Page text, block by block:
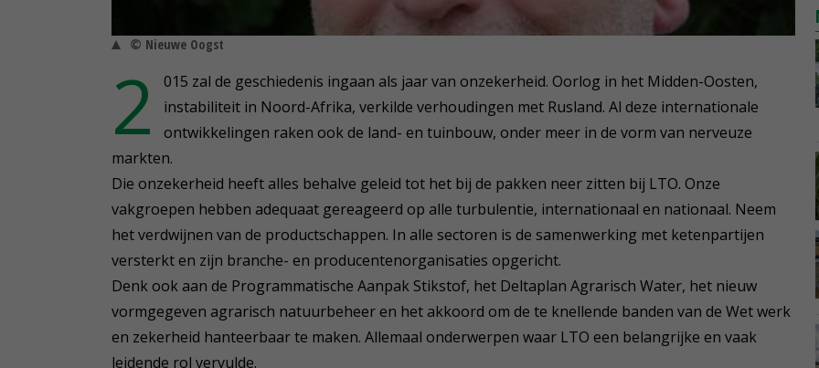
© Nieuwe Oogst
2
015 zal de geschiedenis ingaan als jaar van onzekerheid. Oorlog in het Midden-Oosten,
instabiliteit in Noord-Afrika, verkilde verhoudingen met Rusland. Al deze internationale
ontwikkelingen raken ook de land- en tuinbouw, onder meer in de vorm van nerveuze
markten.
Die onzekerheid heeft alles behalve geleid tot het bij de pakken neer zitten bij LTO. Onze
vakgroepen hebben adequaat gereageerd op alle turbulentie, internationaal en nationaal. Neem
het verdwijnen van de productschappen. In alle sectoren is de samenwerking met ketenpartijen
versterkt en zijn branche- en producentenorganisaties opgericht.
Denk ook aan de Programmatische Aanpak Stikstof, het Deltaplan Agrarisch Water, het nieuw
vormgegeven agrarisch natuurbeheer en het akkoord om de te knellende banden van de Wet werk
en zekerheid hanteerbaar te maken. Allemaal onderwerpen waar LTO een belangrijke en vaak
leidende rol vervulde.